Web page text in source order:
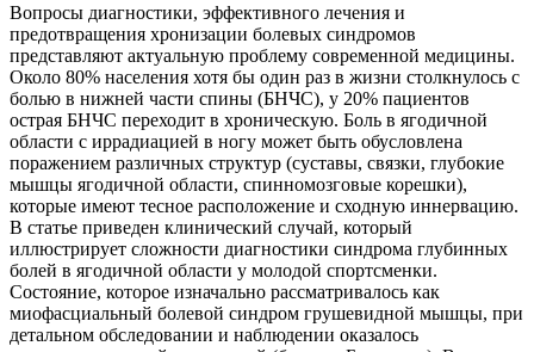
Вопросы диагностики, эффективного лечения и
предотвращения хронизации болевых синдромов
представляют актуальную проблему современной медицины.
Около 80% населения хотя бы один раз в жизни столкнулось с
болью в нижней части спины (БНЧС), у 20% пациентов
острая БНЧС переходит в хроническую. Боль в ягодичной
области с иррадиацией в ногу может быть обусловлена
поражением различных структур (суставы, связки, глубокие
мышцы ягодичной области, спинномозговые корешки),
которые имеют тесное расположение и сходную иннервацию.
В статье приведен клинический случай, который
иллюстрирует сложности диагностики синдрома глубинных
болей в ягодичной области у молодой спортсменки.
Состояние, которое изначально рассматривалось как
миофасциальный болевой синдром грушевидной мышцы, при
детальном обследовании и наблюдении оказалось